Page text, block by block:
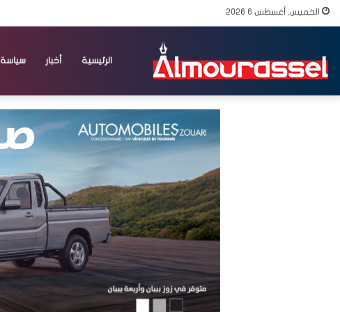
الخميس, أغسطس 6 2026
الرئيسية أخبار سياسة